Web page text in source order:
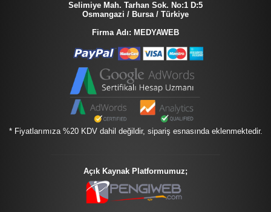
Selimiye Mah. Tarhan Sok. No:1 D:5
Osmangazi / Bursa / Türkiye
Firma Adı: MEDYAWEB
* Fiyatlarımıza %20 KDV dahil değildir, sipariş esnasında eklenmektedir.
Açık Kaynak Platformumuz;